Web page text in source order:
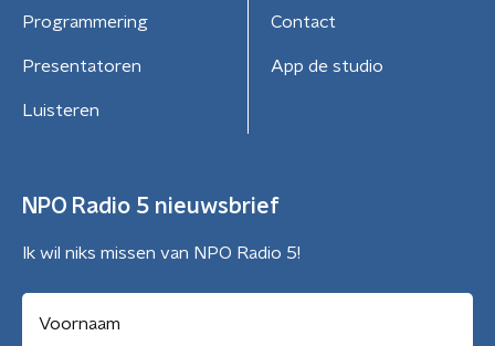
Programmering
Presentatoren
Luisteren
Contact
App de studio
NPO Radio 5 nieuwsbrief
Ik wil niks missen van NPO Radio 5!